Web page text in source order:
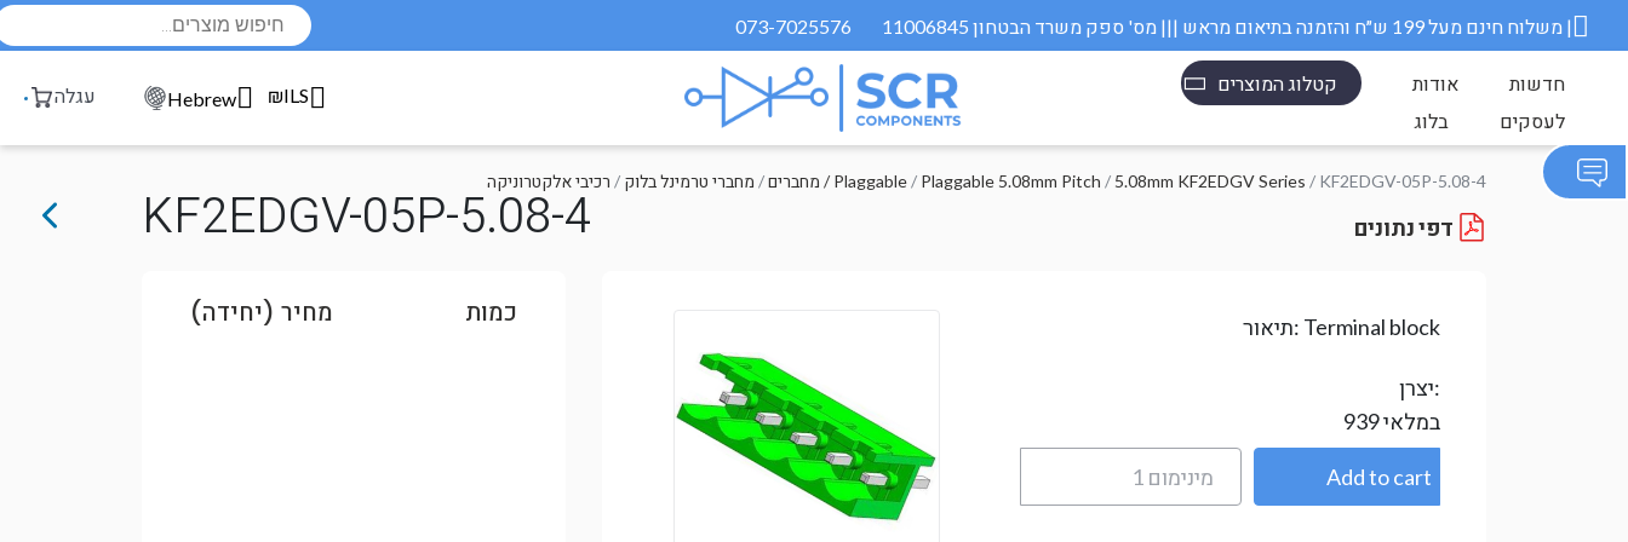
073-7025576 משלוח חינם מעל 199 ש״ח והזמנה בתיאום מראש ||| מס' ספק משרד הבטחון 11006845 |
קטלוג המוצרים אודות
חדשות
בלוג
לעסקים
עגלה Hebrew ₪ILS
רכיבי אלקטרוניקה / מחברי טרמינל בלוק / מחברים / Plaggable/ Plaggable 5.08mm Pitch / 5.08mm KF2EDGV Series / KF2EDGV-05P-5.08-4
KF2EDGV-05P-5.08-4
תיאור: Terminal block
יצרן:
939במלאי
כמות מחיר (יחידה)